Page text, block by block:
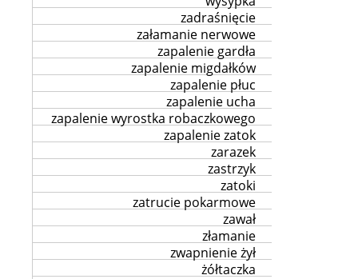
zadraśnięcie
załamanie nerwowe
zapalenie gardła
zapalenie migdałków
zapalenie płuc
zapalenie ucha
zapalenie wyrostka robaczkowego
zapalenie zatok
zarazek
zastrzyk
zatoki
zatrucie pokarmowe
zawał
złamanie
zwapnienie żył
żółtaczka